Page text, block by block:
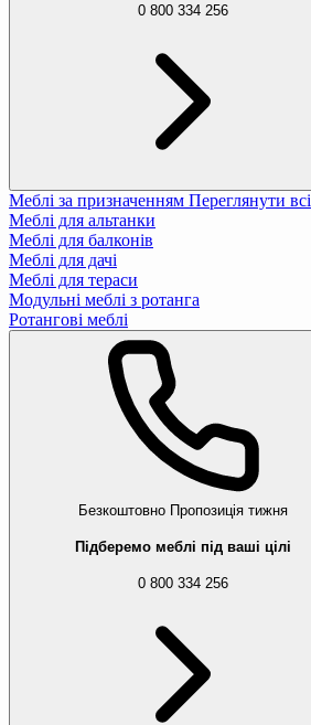
0 800 334 256
Меблі за призначенням Переглянути всі
Меблі для альтанки
Меблі для балконів
Меблі для дачі
Меблі для тераси
Модульні меблі з ротанга
Ротангові меблі
Безкоштовно Пропозиція тижня
Підберемо меблі під ваші цілі
0 800 334 256